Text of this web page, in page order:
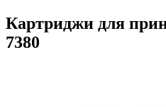
Картриджи для
7380